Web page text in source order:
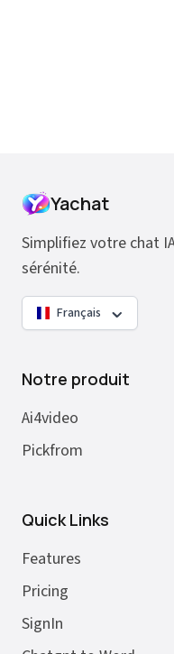
Yachat
Simplifiez votre chat
sérénité.
Français
Notre produit
Ai4video
Pickfrom
Quick Links
Features
Pricing
SignIn